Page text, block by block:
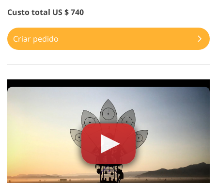
Custo total US $ 740
Criar pedido